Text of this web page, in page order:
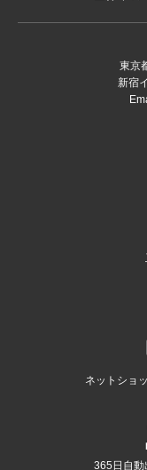
東京
新宿
ネットショ
365日自動